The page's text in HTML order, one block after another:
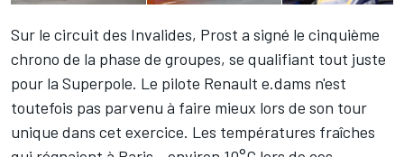
Sur le circuit des Invalides, Prost a signé le cinquième
chrono de la phase de groupes, se qualifiant tout juste
pour la Superpole. Le pilote Renault e.dams n'est
toutefois pas parvenu à faire mieux lors de son tour
unique dans cet exercice. Les températures fraîches